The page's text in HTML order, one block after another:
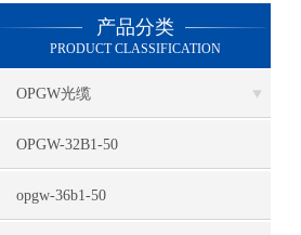
产品分类
PRODUCT CLASSIFICATION
OPGW光缆
OPGW-32B1-50
opgw-36b1-50